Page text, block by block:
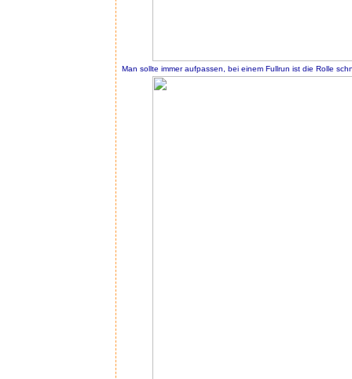
Man sollte immer aufpassen, bei einem Fullrun ist die Rolle